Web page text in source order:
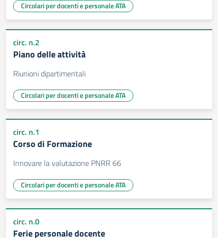
Circolari per docenti e personale ATA
circ. n.2
Piano delle attività
Riunioni dipartimentali
Circolari per docenti e personale ATA
circ. n.1
Corso di Formazione
Innovare la valutazione PNRR 66
Circolari per docenti e personale ATA
circ. n.0
Ferie personale docente